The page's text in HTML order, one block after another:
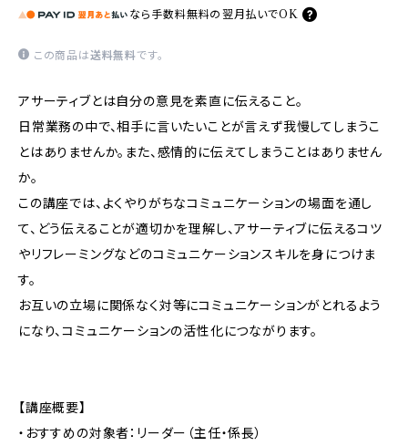
なら 手数料無料の 翌月払いでOK
この商品は送料無料です。
アサーティブとは自分の意見を素直に伝えること。
日常業務の中で、相手に言いたいことが言えず我慢してしまうこ
とはありませんか。また、感情的に伝えてしまうことはありません
か。
この講座では、よくやりがちなコミュニケーションの場面を通し
て、どう伝えることが適切かを理解し、アサーティブに伝えるコツ
やリフレーミングなどのコミュニケーションスキルを身につけま
す。
お互いの立場に関係なく対等にコミュニケーションがとれるよう
になり、コミュニケーションの活性化につながります。
【講座概要】
・おすすめの対象者：リーダー（主任・係長）